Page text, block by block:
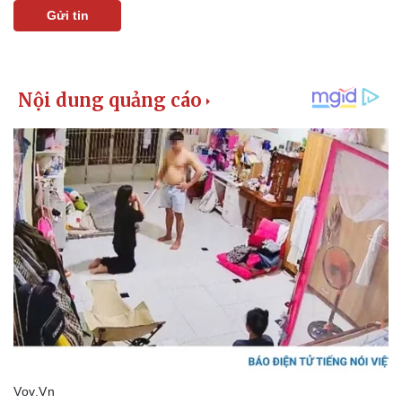
Thể thao
Bóng đá
Lịch thi đấu bóng đá
Thế giới thể thao
eSports
Hậu trường
Ô tô - Xe máy
Ô tô
Xe máy
Tư vấn
Gửi tin